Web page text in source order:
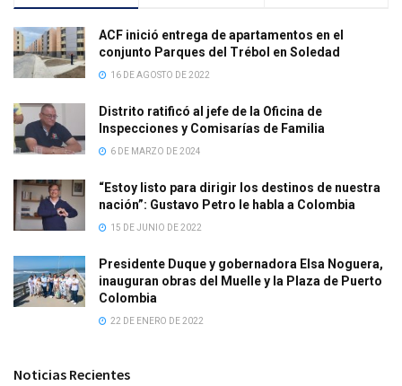
ACF inició entrega de apartamentos en el
conjunto Parques del Trébol en Soledad
16 DE AGOSTO DE 2022
Distrito ratificó al jefe de la Oficina de
Inspecciones y Comisarías de Familia
6 DE MARZO DE 2024
“Estoy listo para dirigir los destinos de nuestra
nación”: Gustavo Petro le habla a Colombia
15 DE JUNIO DE 2022
Presidente Duque y gobernadora Elsa Noguera,
inauguran obras del Muelle y la Plaza de Puerto
Colombia
22 DE ENERO DE 2022
Noticias Recientes